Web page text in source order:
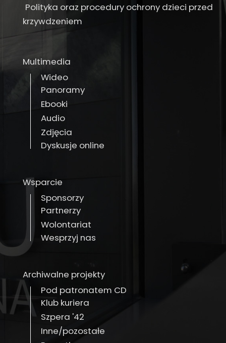
Polityka oraz procedury ochrony dzieci przed
krzywdzeniem
Multimedia
Wideo
Panoramy
Ebooki
Audio
Zdjęcia
Dyskusje online
Wsparcie
Sponsorzy
Partnerzy
Wolontariat
Wesprzyj nas
Archiwalne projekty
Pod patronatem CD
Klub kuriera
Szpera '42
Inne/pozostałe